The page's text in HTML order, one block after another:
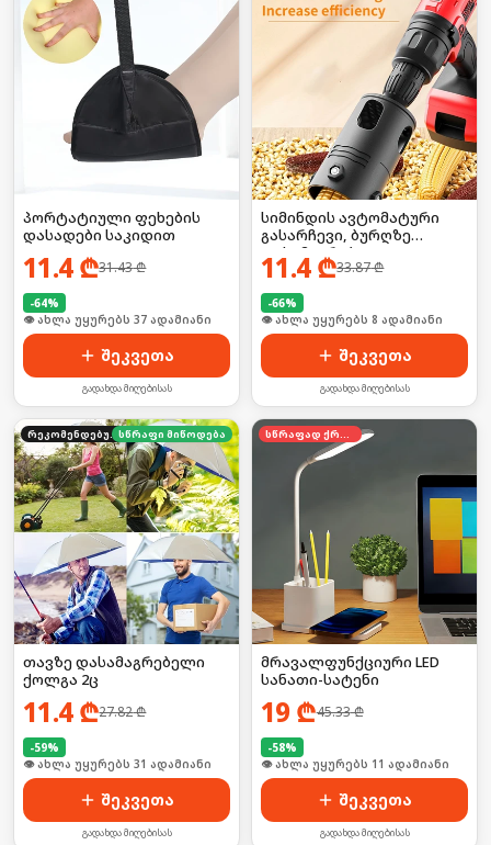
პორტატიული ფეხების
დასადები საკიდით
11.4₾31.43₾
-64%
🛒 ბოლო 24სთ-ში იყიდა 8-მა
შეკვეთა
გადახდა მიღებისას
სიმინდის ავტომატური
გასარჩევი, ბურღზე
დასამაგრებელი
11.4₾33.87₾
-66%
🛒 ბოლო 24სთ-ში იყიდა 9-მა
შეკვეთა
გადახდა მიღებისას
რეკომენდებულისწრაფი მიწოდება
თავზე დასამაგრებელი
ქოლგა 2ც
11.4₾27.82₾
-59%
🛒 ბოლო 24სთ-ში იყიდა 47-მა
შეკვეთა
გადახდა მიღებისას
მრავალფუნქციური LED
სანათი-სატენი
19 ₾45.33₾
-58%
🛒 ბოლო 24სთ-ში იყიდა 16-მა
შეკვეთა
გადახდა მიღებისას